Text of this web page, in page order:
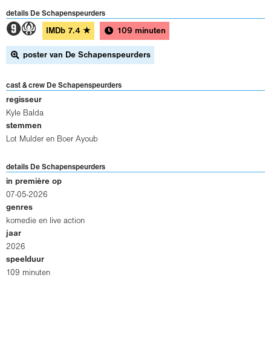
details De Schapenspeurders
3A IMDb 7.4 ★ 109 minuten
poster van De Schapenspeurders
cast & crew De Schapenspeurders
regisseur
Kyle Balda
stemmen
Lot Mulder en Boer Ayoub
details De Schapenspeurders
in première op
07-05-2026
genres
komedie en live action
jaar
2026
speelduur
109 minuten